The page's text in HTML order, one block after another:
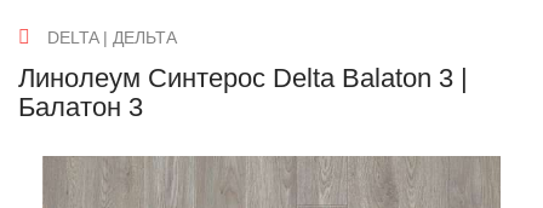
DELTA | ДЕЛЬТА
Линолеум Синтерос Delta Balaton 3 |
Балатон 3